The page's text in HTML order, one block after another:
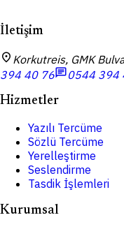
İletişim
location_on Korkutreis, GMK
394 40 76chat0544 394
Hizmetler
Yazılı Tercüme
Sözlü Tercüme
Yerelleştirme
Seslendirme
Tasdik İşlemleri
Kurumsal